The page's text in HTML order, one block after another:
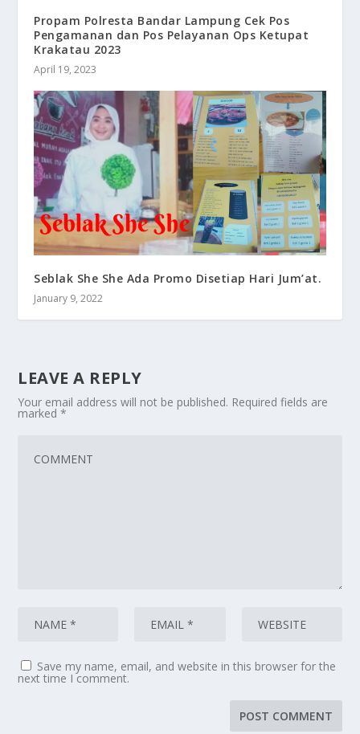
Propam Polresta Bandar Lampung Cek Pos
Pengamanan dan Pos Pelayanan Ops Ketupat
Krakatau 2023
April 19, 2023
Seblak She She Ada Promo Disetiap Hari Jum’at.
January 9, 2022
LEAVE A REPLY
Your email address will not be published. Required fields are
marked*
Save my name, email, and website in this browser for the
next time I comment.